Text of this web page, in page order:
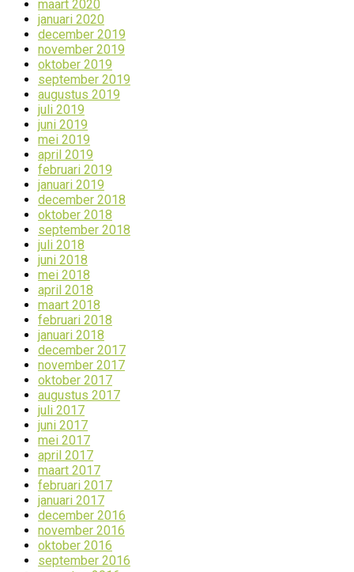
maart 2020
januari 2020
december 2019
november 2019
oktober 2019
september 2019
augustus 2019
juli 2019
juni 2019
mei 2019
april 2019
februari 2019
januari 2019
december 2018
oktober 2018
september 2018
juli 2018
juni 2018
mei 2018
april 2018
maart 2018
februari 2018
januari 2018
december 2017
november 2017
oktober 2017
augustus 2017
juli 2017
juni 2017
mei 2017
april 2017
maart 2017
februari 2017
januari 2017
december 2016
november 2016
oktober 2016
september 2016